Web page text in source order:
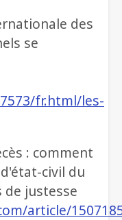
des
se
fr.html/les-
: comment
civil du
de justesse
article/